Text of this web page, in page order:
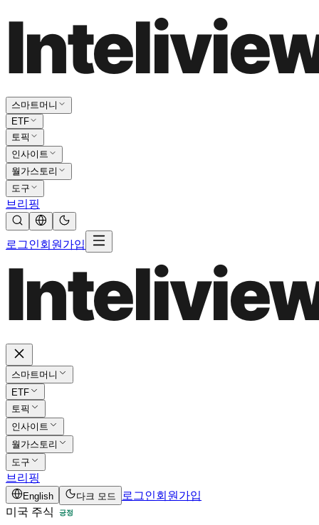
스마트머니
ETF
토픽
인사이트
월가스토리
도구
브리핑
로그인회원가입
스마트머니
ETF
토픽
인사이트
월가스토리
도구
브리핑
English 다크 모드 로그인회원가입
미국 주식
긍정